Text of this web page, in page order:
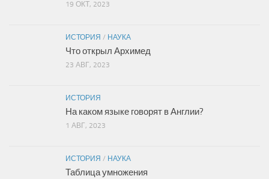
19 ОКТ, 2023
ИСТОРИЯ / НАУКА
Что открыл Архимед
23 АВГ, 2023
ИСТОРИЯ
На каком языке говорят в Англии?
1 АВГ, 2023
ИСТОРИЯ / НАУКА
Таблица умножения